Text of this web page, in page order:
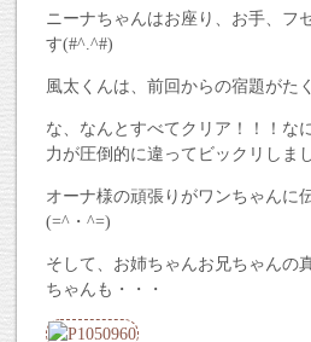
ニーナちゃんはお座り、お手、フ
す(#^.^#)
風太くんは、前回からの宿題がた
な、なんとすべてクリア！！！な
力が圧倒的に違ってビックリしま
オーナ様の頑張りがワンちゃんに
(=^・^=)
そして、お姉ちゃんお兄ちゃんの
ちゃんも・・・